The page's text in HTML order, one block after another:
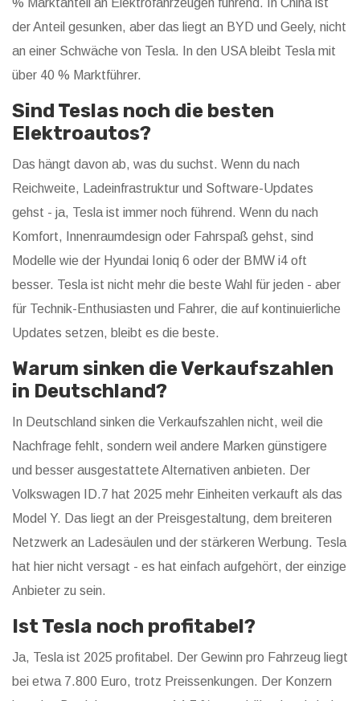
% Marktanteil an Elektrofahrzeugen führend. In China ist
der Anteil gesunken, aber das liegt an BYD und Geely, nicht
an einer Schwäche von Tesla. In den USA bleibt Tesla mit
über 40 % Marktführer.
Sind Teslas noch die besten
Elektroautos?
Das hängt davon ab, was du suchst. Wenn du nach
Reichweite, Ladeinfrastruktur und Software-Updates
gehst - ja, Tesla ist immer noch führend. Wenn du nach
Komfort, Innenraumdesign oder Fahrspaß gehst, sind
Modelle wie der Hyundai Ioniq 6 oder der BMW i4 oft
besser. Tesla ist nicht mehr die beste Wahl für jeden - aber
für Technik-Enthusiasten und Fahrer, die auf kontinuierliche
Updates setzen, bleibt es die beste.
Warum sinken die Verkaufszahlen
in Deutschland?
In Deutschland sinken die Verkaufszahlen nicht, weil die
Nachfrage fehlt, sondern weil andere Marken günstigere
und besser ausgestattete Alternativen anbieten. Der
Volkswagen ID.7 hat 2025 mehr Einheiten verkauft als das
Model Y. Das liegt an der Preisgestaltung, dem breiteren
Netzwerk an Ladesäulen und der stärkeren Werbung. Tesla
hat hier nicht versagt - es hat einfach aufgehört, der einzige
Anbieter zu sein.
Ist Tesla noch profitabel?
Ja, Tesla ist 2025 profitabel. Der Gewinn pro Fahrzeug liegt
bei etwa 7.800 Euro, trotz Preissenkungen. Der Konzern